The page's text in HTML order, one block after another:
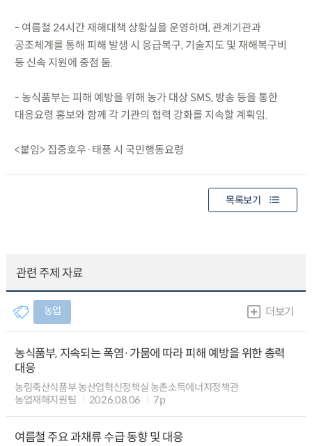
- 여름철 24시간 재해대책 상황실을 운영하며, 관계기관과
공조체계를 통해 피해 발생 시 응급복구, 기술지도 및 재해복구비
등 신속 지원에 중점 둠.
- 농식품부는 피해 예방을 위해 농가 대상 SMS, 방송 등을 통한
대응요령 홍보와 함께 각 기관의 협력 강화를 지속할 계획임.
<붙임> 집중호우·태풍 시 국민행동요령
목록보기
관련 주제 자료
농업 더보기
농식품부, 지속되는 폭염·가뭄에 따라 피해 예방을 위한 총력
대응
농림축산식품부 농산업혁신정책실 농촌소득에너지정책관
농업재해지원팀
2026.08.06 7p
여름철 주요 과채류 수급 동향 및 대응